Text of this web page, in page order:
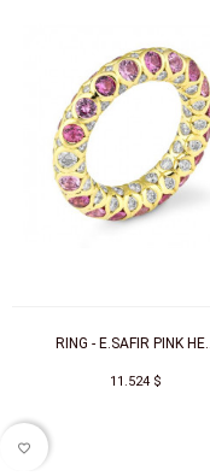
RING - E.SAFIR PINK
11.524 $
favorite_border